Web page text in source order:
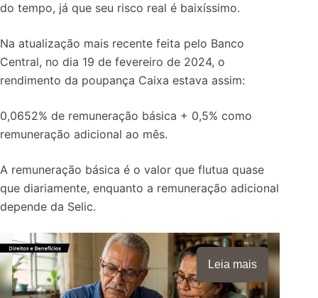
do tempo, já que seu risco real é baixíssimo.
Na atualização mais recente feita pelo Banco
Central, no dia 19 de fevereiro de 2024, o
rendimento da poupança Caixa estava assim:
0,0652% de remuneração básica + 0,5% como
remuneração adicional ao mês.
A remuneração básica é o valor que flutua quase
que diariamente, enquanto a remuneração adicional
depende da Selic.
Leia mais